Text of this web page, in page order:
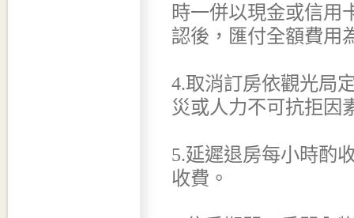
時一併以現金或信用
認後，匯付全額費用
4.取消訂房依觀光局
災或人力不可抗拒因
5.延遲退房每小時酌
收費。